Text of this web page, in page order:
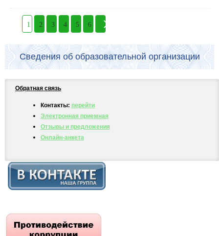
1 2 3 4 5 6
Сведения об образовательной организации
Обратная связь
Контакты: перейти
Электронная приемная
Отзывы и предложения
Онлайн-анкета